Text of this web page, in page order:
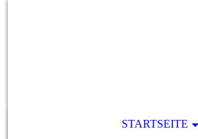
STARTSEITE